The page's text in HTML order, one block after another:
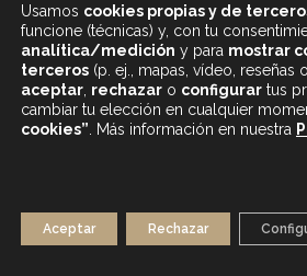
DE 9.30 A 20H
AVISO LEGAL
POLÍTICA DE PRIVACIDAD
Usamos cookies propias y de
funcione (técnicas) y, con tu
analítica/medición y para mostrar
terceros (p. ej., mapas, vídeo, reseñas
aceptar rechazar o configurar tus
cambiar tu elección en cualquier
cookies” . Más información en nuestra
Aceptar Rechazar